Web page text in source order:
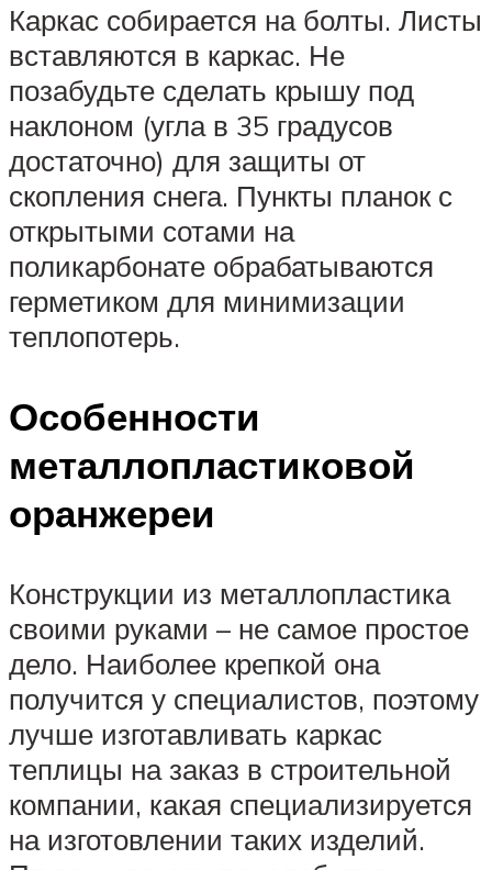
Каркас собирается на болты. Листы
вставляются в каркас. Не
позабудьте сделать крышу под
наклоном (угла в 35 градусов
достаточно) для защиты от
скопления снега. Пункты планок с
открытыми сотами на
поликарбонате обрабатываются
герметиком для минимизации
теплопотерь.
Особенности
металлопластиковой
оранжереи
Конструкции из металлопластика
своими руками – не самое простое
дело. Наиболее крепкой она
получится у специалистов, поэтому
лучше изготавливать каркас
теплицы на заказ в строительной
компании, какая специализируется
на изготовлении таких изделий.